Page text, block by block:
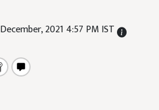
2021 4:57 PM IST